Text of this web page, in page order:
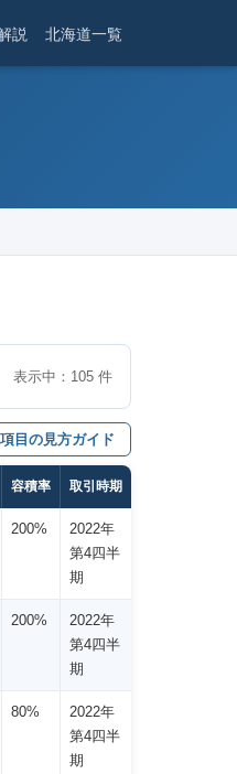
説 北海道一覧
表示中： 105 件
目の見方ガイド
容積率 取引時期
200%
2022年
第4四半
期
200%
2022年
第4四半
期
80%
2022年
第4四半
期